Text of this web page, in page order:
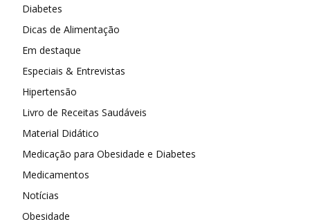
Diabetes
Dicas de Alimentação
Em destaque
Especiais & Entrevistas
Hipertensão
Livro de Receitas Saudáveis
Material Didático
Medicação para Obesidade e Diabetes
Medicamentos
Notícias
Obesidade